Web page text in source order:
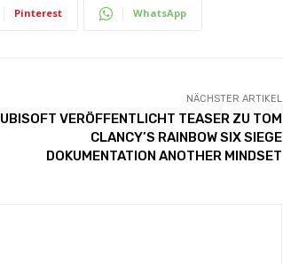
Pinterest WhatsApp
NÄCHSTER ARTIKEL
UBISOFT VERÖFFENTLICHT TEASER ZU TOM
CLANCY’S RAINBOW SIX SIEGE
DOKUMENTATION ANOTHER MINDSET